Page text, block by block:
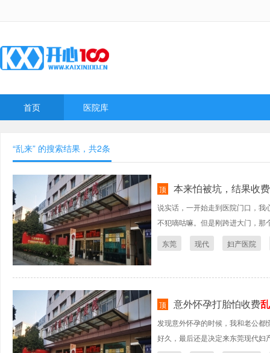
首页 医院库
“乱来” 的搜索结果，共2条
顶 本来怕被坑，结果收
说实话，一开始走到医院门口，我
不犯嘀咕嘛。但是刚跨进大门，那
东莞 现代 妇产医院
顶 意外怀孕打胎怕收费
发现意外怀孕的时候，我和老公
好久，最后还是决定来东莞现代妇